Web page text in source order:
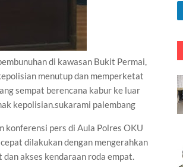
di kawasan Bukit Permai,
menutup dan memperketat
sempat berencana kabur ke luar
kepolisian.sukarami palembang
konferensi pers di Aula Polres OKU
dilakukan dengan mengerahkan
akses kendaraan roda empat.